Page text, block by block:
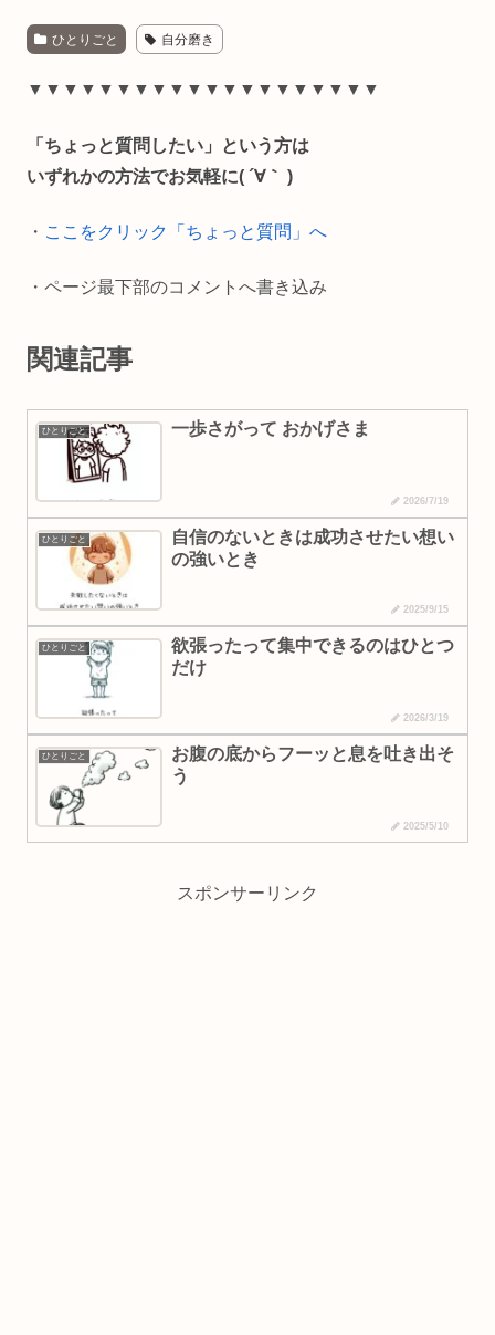
c
e
o
n
e i y
i
ひとりごと 自分磨き
▼▼▼▼▼▼▼▼▼▼▼▼▼▼▼▼▼▼▼▼
「ちょっと質問したい」という方は
いずれかの方法でお気軽に( ´∀｀ )
・ ここをクリック「ちょっと質問」へ
・ページ最下部のコメントへ書き込み
関連記事
ひとりごと 一歩さがって おかげさま
2026/7/19
ひとりごと
自信のないときは成功させたい想い
の強いとき
2025/9/15
ひとりごと
欲張ったって集中できるのはひとつ
だけ
2026/3/19
ひとりごと
お腹の底からフーッと息を吐き出そ
う
2025/5/10
スポンサーリンク